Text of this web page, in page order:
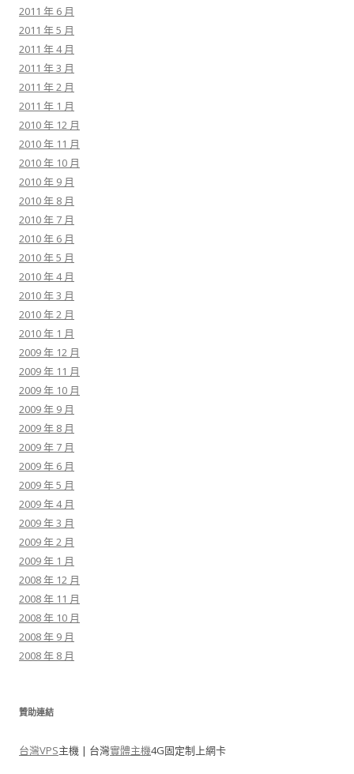
2011 年 6 月
2011 年 5 月
2011 年 4 月
2011 年 3 月
2011 年 2 月
2011 年 1 月
2010 年 12 月
2010 年 11 月
2010 年 10 月
2010 年 9 月
2010 年 8 月
2010 年 7 月
2010 年 6 月
2010 年 5 月
2010 年 4 月
2010 年 3 月
2010 年 2 月
2010 年 1 月
2009 年 12 月
2009 年 11 月
2009 年 10 月
2009 年 9 月
2009 年 8 月
2009 年 7 月
2009 年 6 月
2009 年 5 月
2009 年 4 月
2009 年 3 月
2009 年 2 月
2009 年 1 月
2008 年 12 月
2008 年 11 月
2008 年 10 月
2008 年 9 月
2008 年 8 月
贊助連結
台灣VPS主機 | 台灣實體主機4G固定制上網卡